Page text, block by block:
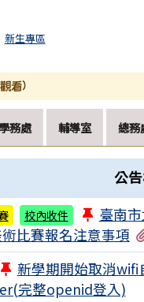
新生專區
看)
學務處 輔導室 總務
公
校內收件
臺南
比賽報名注意事項
新學期開始取消
完整openid登入)